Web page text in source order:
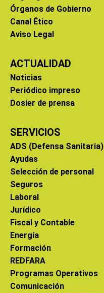
Órganos de Gobierno
Canal Ético
Aviso Legal
ACTUALIDAD
Noticias
Periódico impreso
Dosier de prensa
SERVICIOS
ADS (Defensa Sanitaria)
Ayudas
Selección de personal
Seguros
Laboral
Jurídico
Fiscal y Contable
Energía
Formación
REDFARA
Programas Operativos
Comunicación